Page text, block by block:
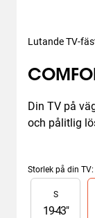
Lutande TV-
Din TV på
och pålitlig
Storlek på din TV:
Slide 1 of 3
S
19-43"